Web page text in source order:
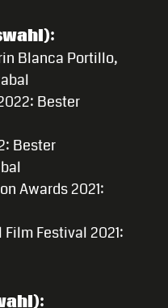
Blanca Portillo,
Bester
Bester
Awards 2021:
Festival 2021: